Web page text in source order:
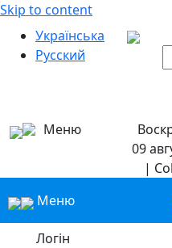
Skip to content
Українська
Русский
Меню
09
|
Меню
Логін